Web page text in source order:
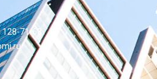
128-71-68